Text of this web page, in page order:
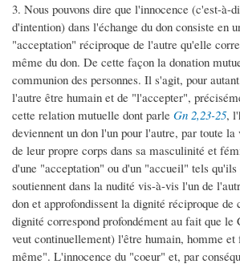
3. Nous pouvons dire que l'innocence (c'est-à-
d'intention) dans l'échange du don consiste en
"acceptation" réciproque de l'autre qu'elle
même du don. De cette façon la donation
communion des personnes. Il s'agit, pour
l'autre être humain et de "l'accepter",
cette relation mutuelle dont parle Gn 2,23-25,
deviennent un don l'un pour l'autre, par toute
de leur propre corps dans sa masculinité et
d'une "acceptation" ou d'un "accueil" tels
soutiennent dans la nudité vis-à-vis l'un de
don et approfondissent la dignité réciproque de
dignité correspond profondément au fait que le
veut continuellement) l'être humain, homme
même". L'innocence du "coeur" et, par